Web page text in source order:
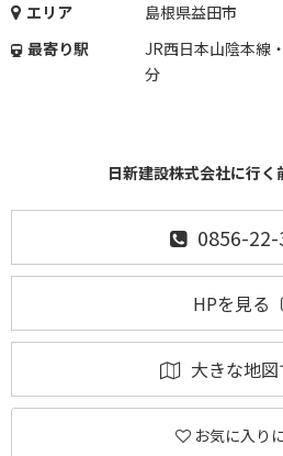
エリア
島根県益田市
最寄り駅
JR西日本山陰本線
分
日新建設株式会社に行く
0856-
HPを見る
大きな地
お気に入り